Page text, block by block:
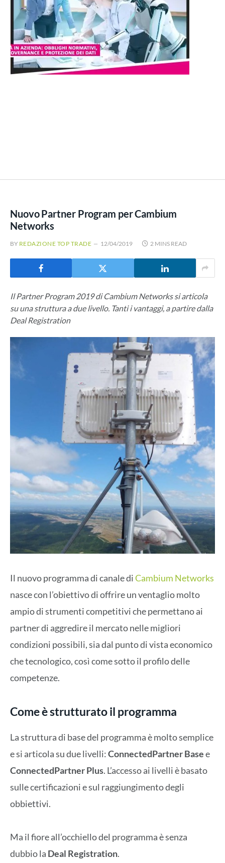
Nuovo Partner Program per Cambium
Networks
BY REDAZIONE TOP TRADE 12/04/2019 2 MINS READ
Il Partner Program 2019 di Cambium Networks si articola
su una struttura a due livello. Tanti i vantaggi, a partire dalla
Deal Registration
Il nuovo programma di canale diCambium Networks
nasce con l’obiettivo di offrire un ventaglio molto
ampio di strumenti competitivi che permettano ai
partner di aggredire il mercato nelle migliori
condizioni possibili, sia dal punto di vista economico
che tecnologico, così come sotto il profilo delle
competenze.
Come è strutturato il programma
La struttura di base del programma è molto semplice
e si articola su due livelli:ConnectedPartner Basee
ConnectedPartner Plus. L’accesso ai livelli è basato
sulle certificazioni e sul raggiungimento degli
obbiettivi.
Ma il fiore all’occhiello del programma è senza
dubbio la Deal Registration.